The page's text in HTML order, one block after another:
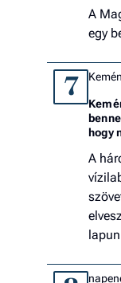
A
egy
7
hogy
A